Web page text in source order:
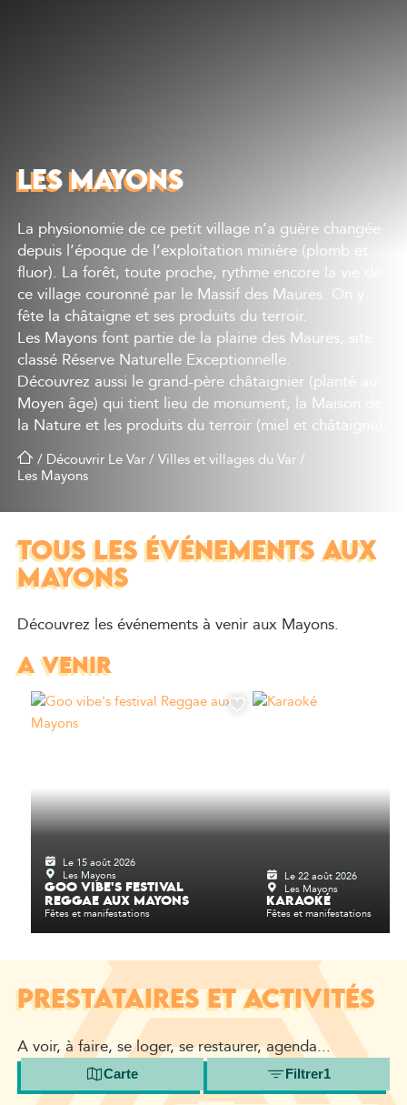
Agenda
Préparer sa visite
LES MAYONS
La physionomie de ce petit village n’a guère changée
depuis l’époque de l’exploitation minière (plomb et
fluor). La forêt, toute proche, rythme encore la vie de
ce village couronné par le Massif des Maures. On y
fête la châtaigne et ses produits du terroir.
Les Mayons font partie de la plaine des Maures, site
classé Réserve Naturelle Exceptionnelle.
Découvrez aussi le grand-père châtaignier (planté au
Moyen âge) qui tient lieu de monument, la Maison de
la Nature et les produits du terroir (miel et châtaigne).
/ Découvrir Le Var/Villes et villages du Var/
Les Mayons
TOUS LES ÉVÉNEMENTS AUX
MAYONS
Découvrez les événements à venir aux Mayons.
A VENIR
Le 15 août 2026
Les Mayons
GOO VIBE'S FESTIVAL
REGGAE AUX MAYONS
Fêtes et manifestations
Le 22 août 2026
Les Mayons
KARAOKÉ
Fêtes et manifestations
PRESTATAIRES ET ACTIVITÉS
A voir, à faire, se loger, se restaurer, agenda...
Carte Filtrer1